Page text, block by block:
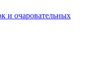
и очаровательных